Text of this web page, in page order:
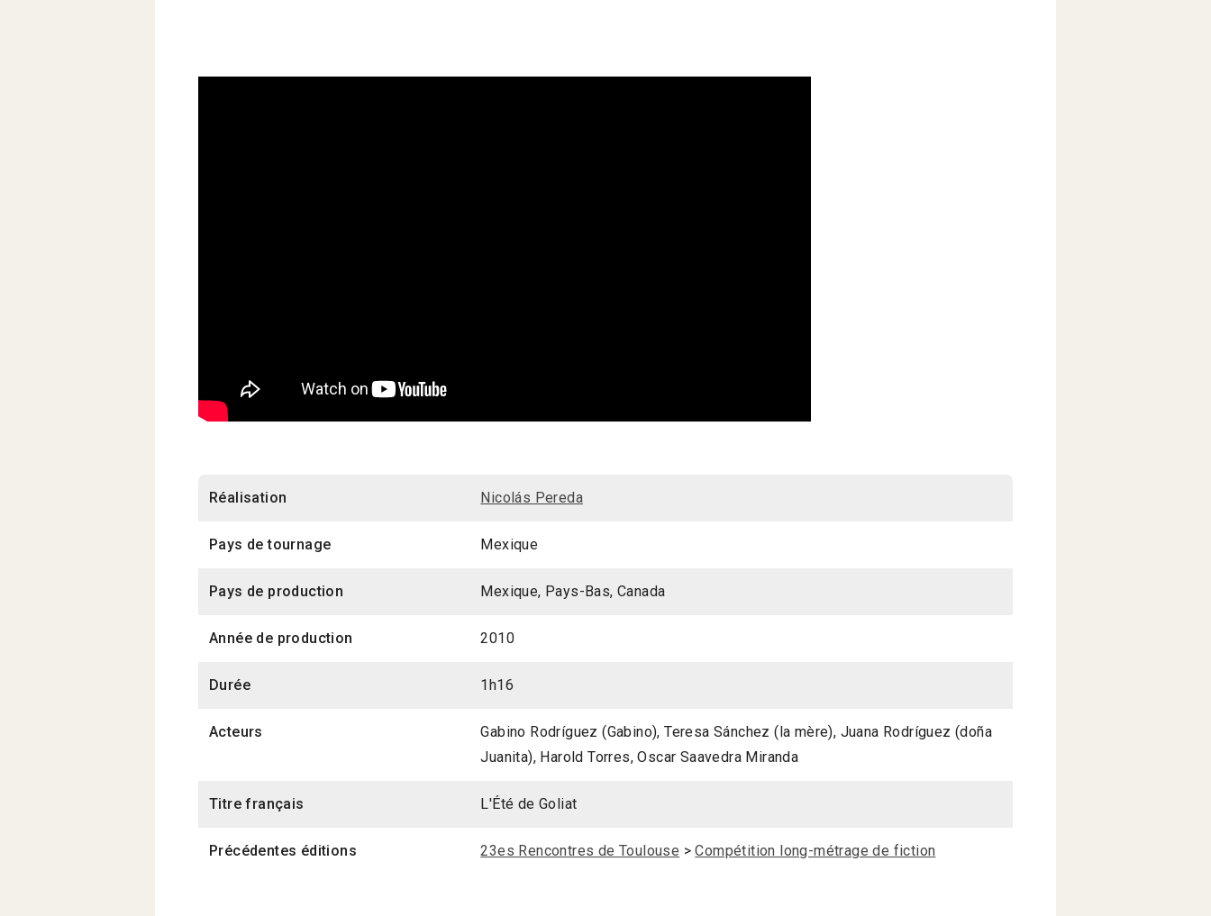
Réalisation Nicolás Pereda
Pays de tournage Mexique
Pays de production Mexique, Pays-Bas, Canada
Année de production 2010
Durée 1h16
Acteurs
Gabino Rodríguez (Gabino), Teresa Sánchez (la mère), Juana Rodríguez (doña
Juanita), Harold Torres, Oscar Saavedra Miranda
Titre français L'Été de Goliat
Précédentes éditions 23es Rencontres de Toulouse >Compétition long-métrage de fiction